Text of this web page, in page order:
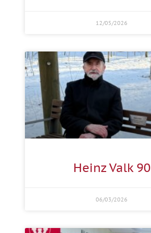
12/05/2026
Heinz Valk 90
06/03/2026